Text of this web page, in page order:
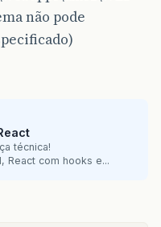
não pode
técnica!
React com hooks e...